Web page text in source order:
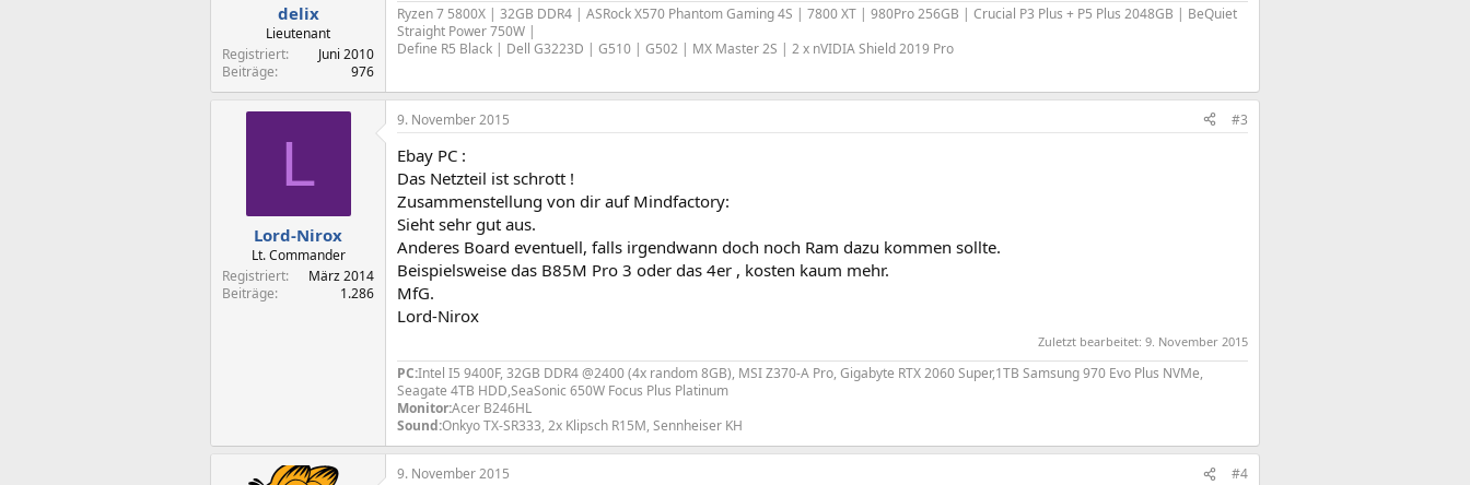
delix
Lieutenant
Registriert
Juni 2010
Beiträge
976
Ryzen 7 5800X | 32GB DDR4 | ASRock X570 Phantom Gaming 4S | 7800 XT | 980Pro 256GB | Crucial P3 Plus + P5 Plus 2048GB | BeQuiet
Straight Power 750W |
Define R5 Black | Dell G3223D | G510 | G502 | MX Master 2S | 2 x nVIDIA Shield 2019 Pro
L
Lord-Nirox
Lt. Commander
Registriert
März 2014
Beiträge
1.286
9. November 2015 #3
Ebay PC :
Das Netzteil ist schrott !
Zusammenstellung von dir auf Mindfactory:
Sieht sehr gut aus.
Anderes Board eventuell, falls irgendwann doch noch Ram dazu kommen sollte.
Beispielsweise das B85M Pro 3 oder das 4er , kosten kaum mehr.
MfG.
Lord-Nirox
Zuletzt bearbeitet: 9. November 2015
PC:Intel I5 9400F, 32GB DDR4 @2400 (4x random 8GB), MSI Z370-A Pro, Gigabyte RTX 2060 Super,1TB Samsung 970 Evo Plus NVMe,
Seagate 4TB HDD,SeaSonic 650W Focus Plus Platinum
Monitor:Acer B246HL
Sound:Onkyo TX-SR333, 2x Klipsch R15M, Sennheiser KH
9. November 2015 #4